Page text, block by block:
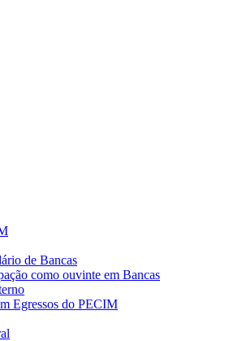
de Bancas
como ouvinte em Bancas
Egressos do PECIM